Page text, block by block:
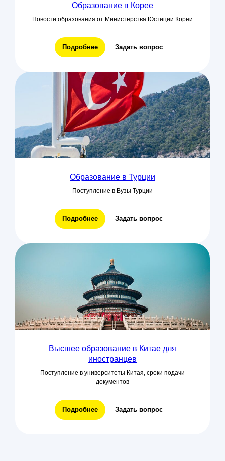
Образование в Корее
Новости образования от Министерства Юстиции Кореи
Подробнее Задать вопрос
Образование в Турции
Поступление в Вузы Турции
Подробнее Задать вопрос
Высшее образование в Китае для
иностранцев
Поступление в университеты Китая, сроки подачи
документов
Подробнее Задать вопрос